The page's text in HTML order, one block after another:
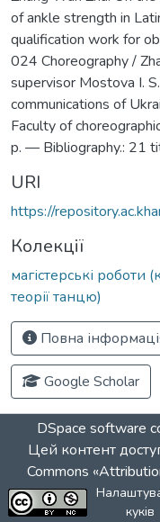
of ankle strength in
qualification work for
024 Choreography /
supervisor Mostova I.
communications of
Faculty of
p. — Bibliography.: 21
URI
https://
Колекції
магістерські роботи
теорії танцю)
Повна
Google Scholar
DSpace software
Цей контент
Commons
куків